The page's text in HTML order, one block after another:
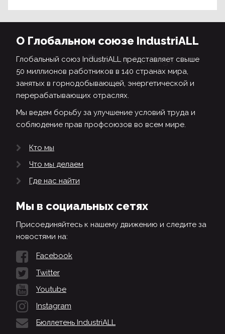
О Глобальном союзе IndustriALL
Глобальный союз IndustriALL представляет свыше
50 миллионов работников в 140 странах мира,
занятых в горнодобывающей, энергетической и
перерабатывающих отраслях.
Мы ведем борьбу за улучшение условий труда и
соблюдение прав профсоюзов во всем мире.
Кто мы
Что мы делаем
Где нас найти
Мы в социальных сетях
Присоединяйтесь к нашему движению и следите за
новостями на:
Facebook
Twitter
Youtube
Instagram
Бюллетень IndustriALL